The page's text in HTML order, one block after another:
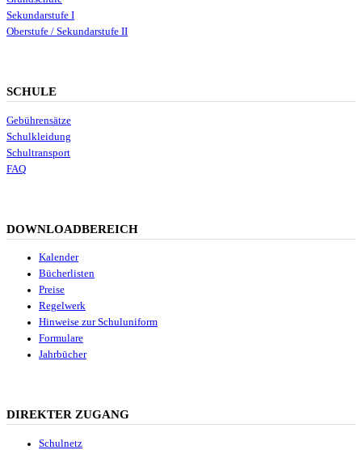
Sekundarstufe I
Oberstufe / Sekundarstufe II
SCHULE
Gebührensätze
Schulkleidung
Schultransport
FAQ
DOWNLOADBEREICH
Kalender
Bücherlisten
Preise
Regelwerk
Hinweise zur Schuluniform
Formulare
Jahrbücher
DIREKTER ZUGANG
Schulnetz